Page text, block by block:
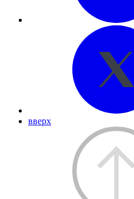
вверх